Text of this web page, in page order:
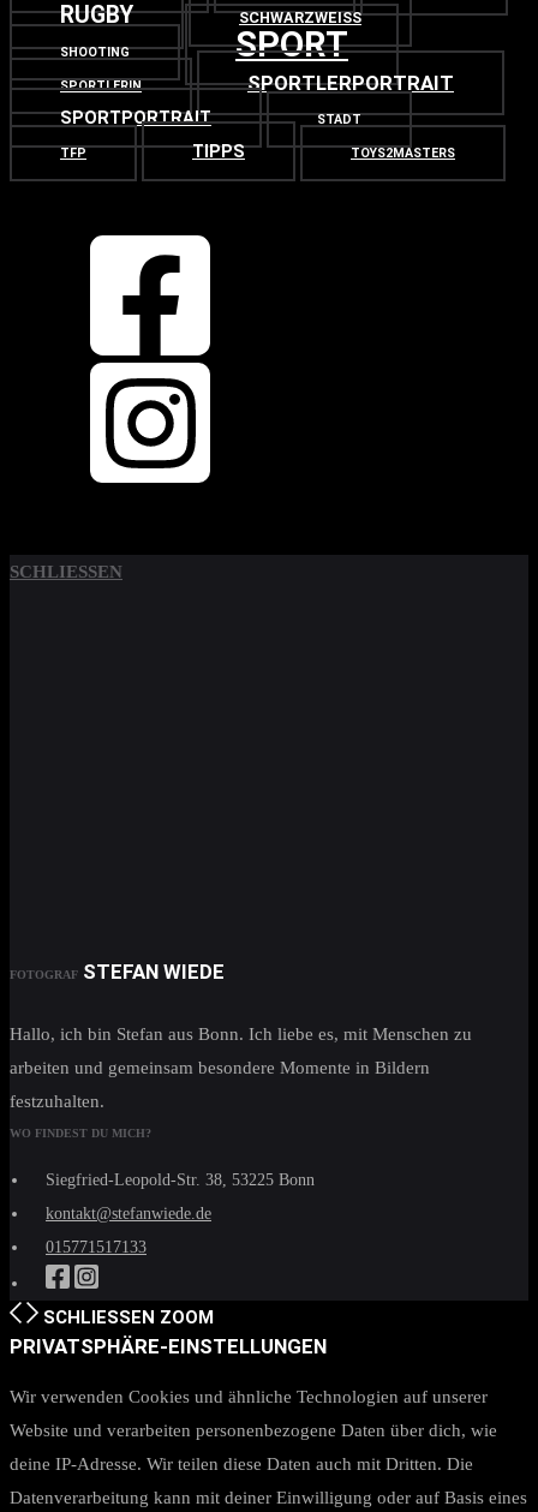
RUGBY SCHWARZWEISS
SHOOTING SPORT
SPORTLERIN SPORTLERPORTRAIT
SPORTPORTRAIT STADT
TFP TIPPS TOYS2MASTERS
OBEN
SCHLIESSEN
FOTOGRAF STEFAN WIEDE
Hallo, ich bin Stefan aus Bonn. Ich liebe es, mit Menschen zu
arbeiten und gemeinsam besondere Momente in Bildern
festzuhalten.
WO FINDEST DU MICH?
Siegfried-Leopold-Str. 38, 53225 Bonn
kontakt@stefanwiede.de
015771517133
SCHLIESSEN ZOOM
PRIVATSPHÄRE-EINSTELLUNGEN
Wir verwenden Cookies und ähnliche Technologien auf unserer
Website und verarbeiten personenbezogene Daten über dich, wie
deine IP-Adresse. Wir teilen diese Daten auch mit Dritten. Die
Datenverarbeitung kann mit deiner Einwilligung oder auf Basis eines